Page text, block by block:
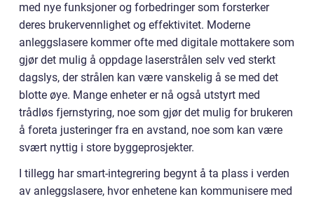
med nye funksjoner og forbedringer som forsterker
deres brukervennlighet og effektivitet. Moderne
anleggslasere kommer ofte med digitale mottakere som
gjør det mulig å oppdage laserstrålen selv ved sterkt
dagslys, der strålen kan være vanskelig å se med det
blotte øye. Mange enheter er nå også utstyrt med
trådløs fjernstyring, noe som gjør det mulig for brukeren
å foreta justeringer fra en avstand, noe som kan være
svært nyttig i store byggeprosjekter.
I tillegg har smart-integrering begynt å ta plass i verden
av anleggslasere, hvor enhetene kan kommunisere med